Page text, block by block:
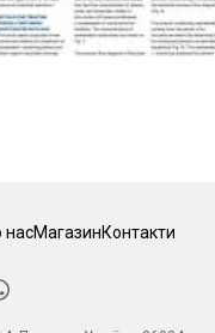
насМагазинКонтакти